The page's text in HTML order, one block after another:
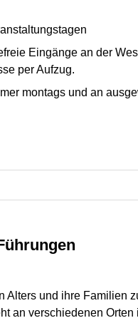
Eingänge an der
per Aufzug.
montags und an
Alters und ihre Familien
an verschiedenen